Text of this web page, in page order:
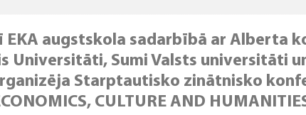
EKA augstskola sadarbībā ar Alberta
Universitāti, Sumi Valsts universitāti
Starptautisko zinātnisko
CULTURE AND